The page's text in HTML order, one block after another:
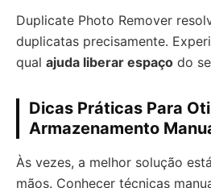
Duplicate Photo Remover
duplicatas precisamente.
qual ajuda liberar espaço do
Dicas Práticas Para
Armazenamento
Às vezes, a melhor solução
mãos. Conhecer técnicas